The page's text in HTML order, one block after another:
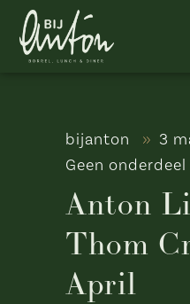
bijanton
3
Geen
Anton
Thom
April